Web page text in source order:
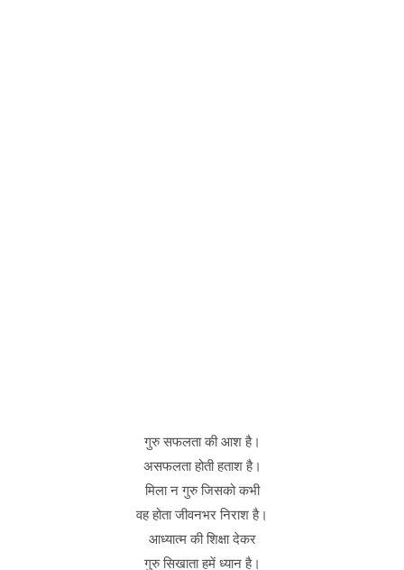
गुरु सफलता की आश है।
असफलता होती हताश है।
मिला न गुरु जिसको कभी
वह होता जीवनभर निराश है।
आध्यात्म की शिक्षा देकर
गुरु सिखाता हमें ध्यान है।